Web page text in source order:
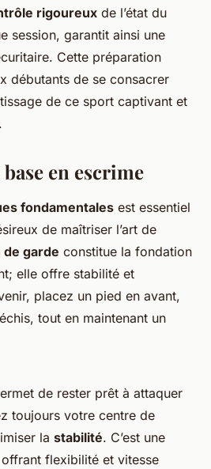
rigoureux de l’état du
session, garantit ainsi une
Cette préparation
débutants de se consacrer
de ce sport captivant et
en escrime
fondamentales est essentiel
de maîtriser l’art de
garde constitue la fondation
elle offre stabilité et
placez un pied en avant,
tout en maintenant un
de rester prêt à attaquer
toujours votre centre de
la stabilité. C’est une
flexibilité et vitesse